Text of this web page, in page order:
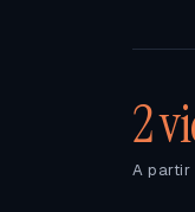
2
A partir